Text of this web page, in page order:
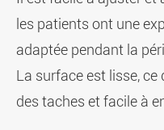
les patients ont une
adaptée pendant la
La surface est lisse,
des taches et facile à